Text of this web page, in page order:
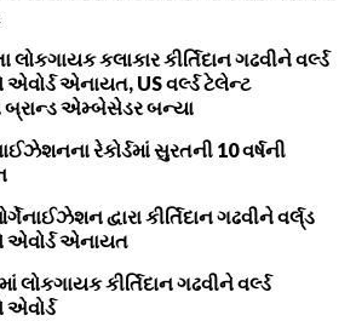
કલાકાર કીર્તિદાન ગઢવીને વર્લ્ડ
એનાયત, US વર્લ્ડ ટેલેન્ટ
એમ્બેસેડર બન્યા
રેકોર્ડમાં સુરતની 10 વર્ષની
દ્વારા કીર્તિદાન ગઢવીને વર્લ્‌ડ
એનાયત
લોકગાયક કીર્તિદાન ગઢવીને વર્લ્ડ